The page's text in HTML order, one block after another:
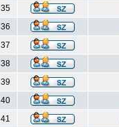
35
36
37
38
39
40
41